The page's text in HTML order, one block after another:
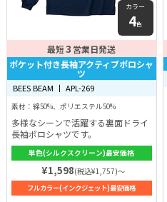
カラー
4色
最短3 営業日発送
ポケット付き長袖アクティブポロシャ
ツ
BEES BEAM 丨 APL-269
素材：綿50%、ポリエステル50%
多様なシーンで活躍する裏面ドライ
長袖ポロシャツです。
単色(シルクスクリーン)最安価格
¥1,598(税込¥1,757)～
フルカラー(インクジェット)最安価格